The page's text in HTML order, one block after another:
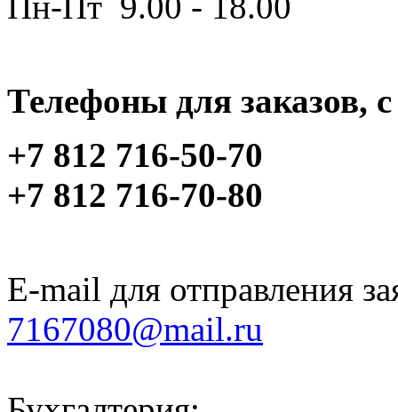
Телефоны для заказов,
+7 812 716-50-70
+7 812 716-70-80
E-mail для отправления
7167080@mail.ru